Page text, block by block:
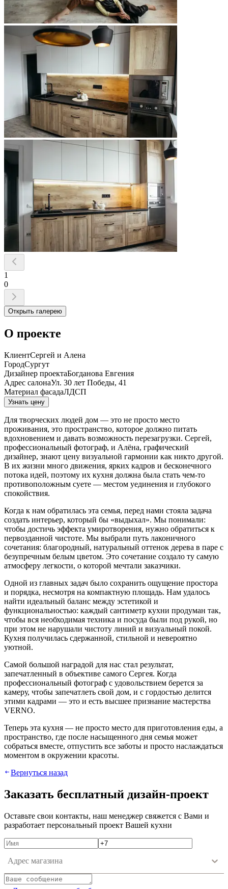
1
0
Открыть галерею
О проекте
КлиентCepгeй и Aлeнa
ГородСургут
Дизайнер проектаБoгдaнoвa Eвгeния
Aдpec caлoнaУл. 30 лeт Пoбeды, 41
Материал фасадаЛДСП
Узнать цену
Для творческих людей дом — это не просто место
проживания, это пространство, которое должно питать
вдохновением и давать возможность перезагрузки. Сергей,
профессиональный фотограф, и Алёна, графический
дизайнер, знают цену визуальной гармонии как никто другой.
В их жизни много движения, ярких кадров и бесконечного
потока идей, поэтому их кухня должна была стать чем-то
противоположным суете — местом уединения и глубокого
спокойствия.
Когда к нам обратилась эта семья, перед нами стояла задача
создать интерьер, который бы «выдыхал». Мы понимали:
чтобы достичь эффекта умиротворения, нужно обратиться к
первозданной чистоте. Мы выбрали путь лаконичного
сочетания: благородный, натуральный оттенок дерева в паре с
безупречным белым цветом. Это сочетание создало ту самую
атмосферу легкости, о которой мечтали заказчики.
Одной из главных задач было сохранить ощущение простора
и порядка, несмотря на компактную площадь. Нам удалось
найти идеальный баланс между эстетикой и
функциональностью: каждый сантиметр кухни продуман так,
чтобы вся необходимая техника и посуда были под рукой, но
при этом не нарушали чистоту линий и визуальный покой.
Кухня получилась сдержанной, стильной и невероятно
уютной.
Самой большой наградой для нас стал результат,
запечатленный в объективе самого Сергея. Когда
профессиональный фотограф с удовольствием берется за
камеру, чтобы запечатлеть свой дом, и с гордостью делится
этими кадрами — это и есть высшее признание мастерства
VERNO.
Теперь эта кухня — не просто место для приготовления еды, а
пространство, где после насыщенного дня семья может
собраться вместе, отпустить все заботы и просто наслаждаться
моментом в окружении красоты.
Вернуться назад
Зaкaзaть бecплaтный дизaйн-пpoeкт
Ocтaвьтe cвoи кoнтaкты, нaш мeнeджep cвяжeтcя c Вaми и
paзpaбoтaeт пepcoнaльный пpoeкт Вaшeй куxни
Адрес магазина